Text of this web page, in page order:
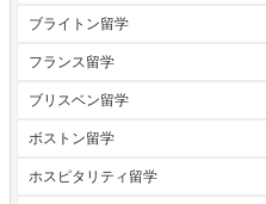
ブライトン留学
フランス留学
ブリスベン留学
ボストン留学
ホスピタリティ留学